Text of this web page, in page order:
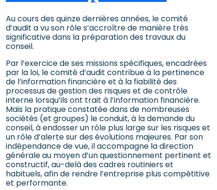
Au cours des quinze dernières années, le comité
d’audit a vu son rôle s’accroître de manière très
significative dans la préparation des travaux du
conseil.
Par l’exercice de ses missions spécifiques, encadrées
par la loi, le comité d’audit contribue à la pertinence
de l’information financière et à la fiabilité des
processus de gestion des risques et de contrôle
interne lorsqu’ils ont trait à l’information financière.
Mais la pratique constatée dans de nombreuses
sociétés (et groupes) le conduit, à la demande du
conseil, à endosser un rôle plus large sur les risques et
un rôle d’alerte sur des évolutions majeures. Par son
indépendance de vue, il accompagne la direction
générale au moyen d’un questionnement pertinent et
constructif, au-delà des cadres routiniers et
habituels, afin de rendre l’entreprise plus compétitive
et performante.